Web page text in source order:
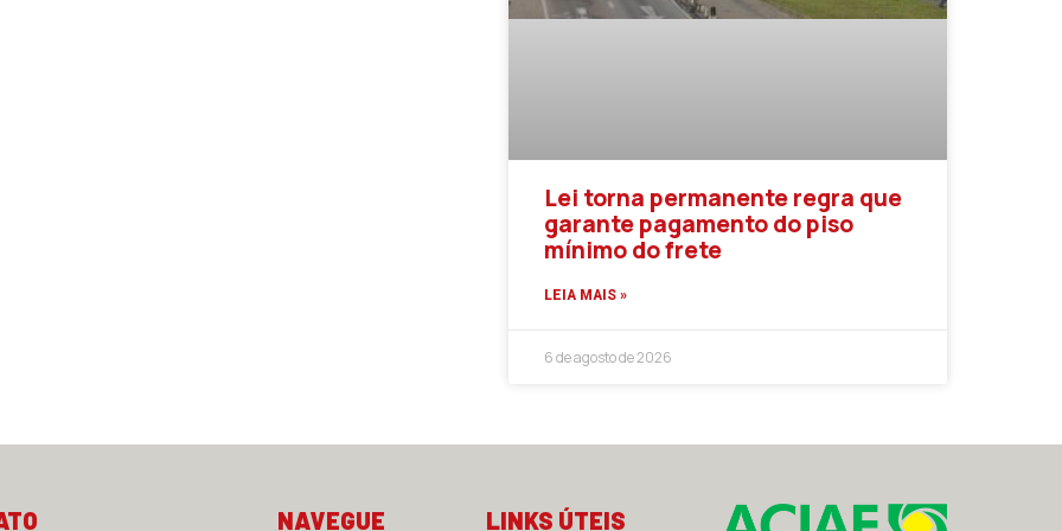
Lei torna permanente regra que
garante pagamento do piso
mínimo do frete
LEIA MAIS »
6 de agosto de 2026
NAVEGUE LINKS ÚTEIS